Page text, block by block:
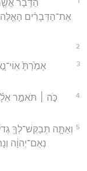
הַדָּבָ֗ר אֲשֶׁ֤ר
אֶת־הַדְּבָרִ֨ים הָאֵ֤לֶּה
2
3
אָמַ֙רְתָּ֙
4
כֹּ֣ה ׀ תֹּאמַ֣ר
5 וְאַתָּ֛ה תְּבַקֶּשׁ־לְךָ֥
נְאֻם־יְהוָ֔ה